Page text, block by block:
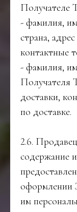
Получателе
- фамилия,
страна,
контактные
- фамилия,
Получателя
доставки,
по доставке.
2.6.
содержание
оформлении
им